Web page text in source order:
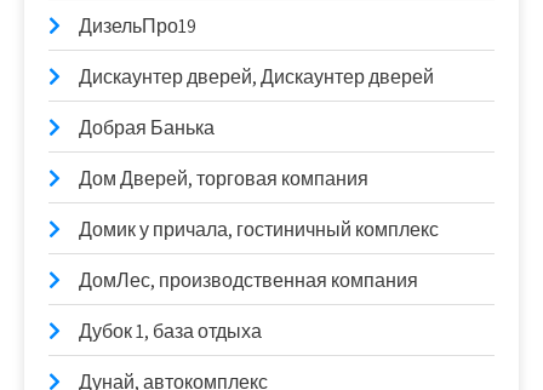
ДизельПро19
Дискаунтер дверей, Дискаунтер дверей
Добрая Банька
Дом Дверей, торговая компания
Домик у причала, гостиничный комплекс
ДомЛес, производственная компания
Дубок 1, база отдыха
Дунай, автокомплекс